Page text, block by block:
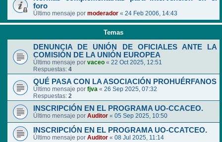
foro
Último mensaje por moderador « 24 Feb 2006, 14:43
Temas
DENUNCIA DE UNIÓN DE OFICIALES ANTE LA
COMISIÓN DE LA UNIÓN EUROPEA
Último mensaje por vaceo « 22 Oct 2025, 12:51
Respuestas: 4
QUÉ PASA CON LA ASOCIACIÓN PROHUÉRFANOS
Último mensaje por fjva « 26 Sep 2025, 07:32
Respuestas: 2
INSCRIPCIÓN EN EL PROGRAMA UO-CCACEO.
Último mensaje por Auditor « 05 Sep 2025, 10:50
INSCRIPCIÓN EN EL PROGRAMA UO-CCATCEO.
Último mensaje por Auditor « 08 Jul 2025, 11:14